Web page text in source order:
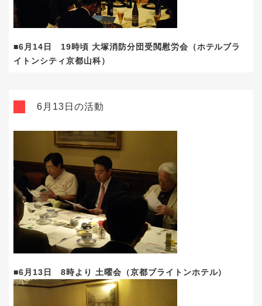
■6月14日 19時頃 大塚消防分団受閲慰労会（ホテルブラ
イトンシティ京都山科）
6月13日の活動
■6月13日 8時より 土曜会（京都ブライトンホテル）